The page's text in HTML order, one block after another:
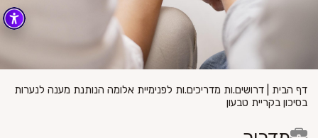
דף הבית
דרושים.ות מדריכים.ות לפנימיית אלומה הנותנת מענה לנערות
בסיכון בקריית טבעון